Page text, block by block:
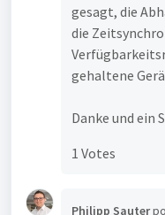
gesagt, die
die
gehaltene
Danke und ein
1 Votes
Philipp Sauter